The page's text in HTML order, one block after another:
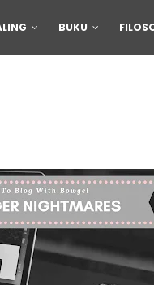
BUKU